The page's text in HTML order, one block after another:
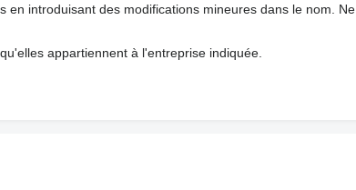
introduisant des modifications mineures dans le nom. Ne
appartiennent à l'entreprise indiquée.